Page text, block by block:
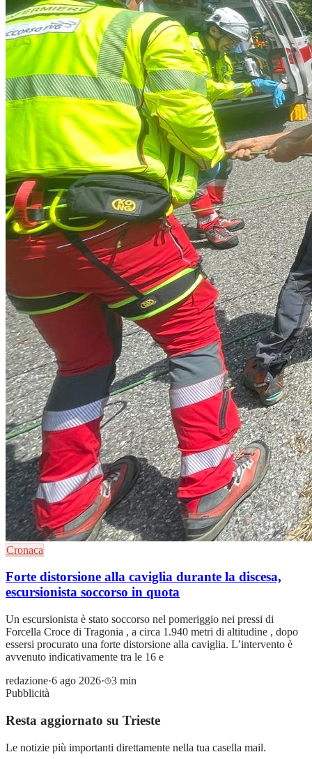
Cronaca
Forte distorsione alla caviglia durante la discesa,
escursionista soccorso in quota
Un escursionista è stato soccorso nel pomeriggio nei pressi di
Forcella Croce di Tragonia , a circa 1.940 metri di altitudine , dopo
essersi procurato una forte distorsione alla caviglia. L’intervento è
avvenuto indicativamente tra le 16 e
redazione·6 ago 2026·
3 min
Pubblicità
Resta aggiornato su Trieste
Le notizie più importanti direttamente nella tua casella mail.